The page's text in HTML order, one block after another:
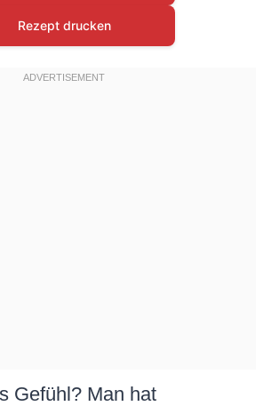
Rezept drucken
Gefühl? Man hat